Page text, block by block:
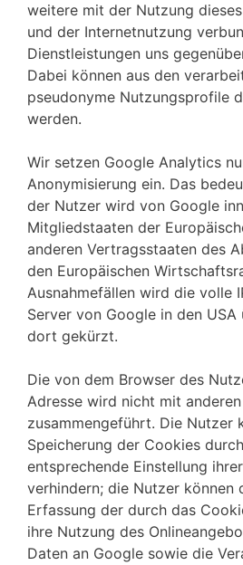
weitere mit der Nutzung
und der Internetnutzung
Dienstleistungen uns
Dabei können aus den
pseudonyme Nutzungsprofile
werden.
Wir setzen Google Analytics
Anonymisierung ein. Das
der Nutzer wird von Google
Mitgliedstaaten der
anderen Vertragsstaaten des
den Europäischen
Ausnahmefällen wird die volle
Server von Google in den
dort gekürzt.
Die von dem Browser des
Adresse wird nicht mit
zusammengeführt. Die Nutzer
Speicherung der Cookies
entsprechende Einstellung
verhindern; die Nutzer können
Erfassung der durch das
ihre Nutzung des
Daten an Google sowie die